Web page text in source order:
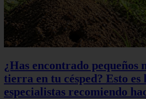
¿Has encontrado pequeños
tierra en tu césped? Esto es
especialistas recomiendo